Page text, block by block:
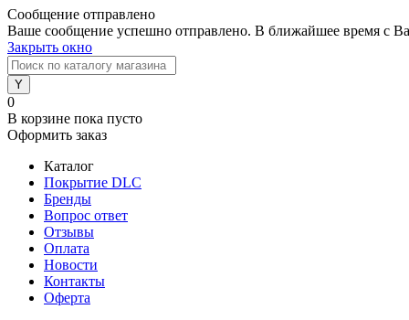
Сообщение отправлено
Ваше сообщение успешно отправлено. В ближайшее время с
Закрыть окно
0
В корзине пока пусто
Оформить заказ
Каталог
Покрытие DLC
Бренды
Вопрос ответ
Отзывы
Оплата
Новости
Контакты
Оферта